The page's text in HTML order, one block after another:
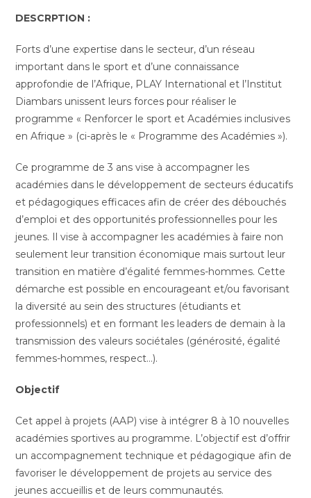
DESCRPTION :
Forts d’une expertise dans le secteur, d’un réseau
important dans le sport et d’une connaissance
approfondie de l’Afrique, PLAY International et l’Institut
Diambars unissent leurs forces pour réaliser le
programme « Renforcer le sport et Académies inclusives
en Afrique » (ci-après le « Programme des Académies »).
Ce programme de 3 ans vise à accompagner les
académies dans le développement de secteurs éducatifs
et pédagogiques efficaces afin de créer des débouchés
d’emploi et des opportunités professionnelles pour les
jeunes. Il vise à accompagner les académies à faire non
seulement leur transition économique mais surtout leur
transition en matière d’égalité femmes-hommes. Cette
démarche est possible en encourageant et/ou favorisant
la diversité au sein des structures (étudiants et
professionnels) et en formant les leaders de demain à la
transmission des valeurs sociétales (générosité, égalité
femmes-hommes, respect…).
Objectif
Cet appel à projets (AAP) vise à intégrer 8 à 10 nouvelles
académies sportives au programme. L’objectif est d’offrir
un accompagnement technique et pédagogique afin de
favoriser le développement de projets au service des
jeunes accueillis et de leurs communautés.